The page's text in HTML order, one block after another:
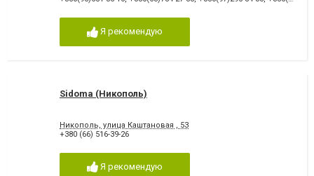
Я рекомендую
Sidoma (Никополь)
Никополь, улица Каштановая , 53
+380 (66) 516-39-26
Я рекомендую